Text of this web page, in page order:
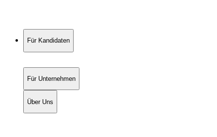
Für Kandidaten
Für Unternehmen
Über Uns